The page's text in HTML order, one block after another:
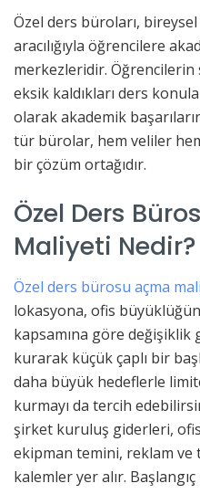
Özel ders büroları,
aracılığıyla öğrencilere
merkezleridir. Öğrencilerin
eksik kaldıkları ders
olarak akademik
tür bürolar, hem veliler
bir çözüm ortağıdır.
Özel Ders
Maliyeti Nedir?
Özel ders bürosu açma
lokasyona, ofis
kapsamına göre değişiklik
kurarak küçük çaplı bir
daha büyük hedeflerle
kurmayı da tercih
şirket kuruluş giderleri,
ekipman temini, reklam ve
kalemler yer alır.